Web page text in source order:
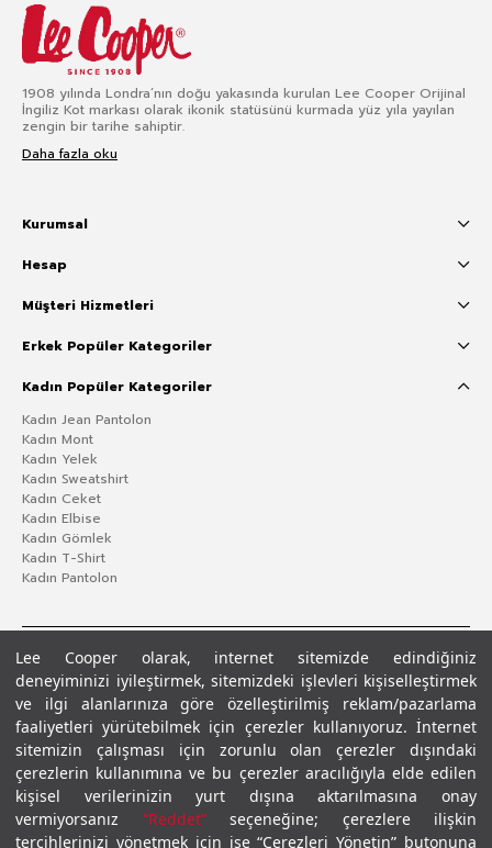
Lee Cooper olarak, internet sitemizde edindiğiniz
deneyiminizi iyileştirmek, sitemizdeki işlevleri kişiselleştirmek
ve ilgi alanlarınıza göre özelleştirilmiş reklam/pazarlama
faaliyetleri yürütebilmek için çerezler kullanıyoruz. İnternet
sitemizin çalışması için zorunlu olan çerezler dışındaki
çerezlerin kullanımına ve bu çerezler aracılığıyla elde edilen
kişisel verilerinizin yurt dışına aktarılmasına onay
vermiyorsanız “Reddet”seçeneğine; çerezlere ilişkin
tercihlerinizi yönetmek için ise “Çerezleri Yönetin” butonuna
1908 yılında Londra’nın doğu yakasında kurulan Lee Cooper Orijinal
İngiliz Kot markası olarak ikonik statüsünü kurmada yüz yıla yayılan
zengin bir tarihe sahiptir.
Daha fazla oku
Kurumsal
Hesap
Müşteri Hizmetleri
Erkek Popüler Kategoriler
Kadın Popüler Kategoriler
Kadın Jean Pantolon
Kadın Mont
Kadın Yelek
Kadın Sweatshirt
Kadın Ceket
Kadın Elbise
Kadın Gömlek
Kadın T-Shirt
Kadın Pantolon
Gizlilik PolitikasıÇerez Politikası KVKK Aydınlatma MetniŞartlar ve Koşullar
© 2026 Leecooper - Tüm Hakları Saklıdır.